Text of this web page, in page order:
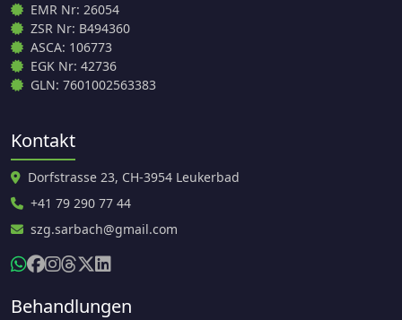
EMR Nr: 26054
ZSR Nr: B494360
ASCA: 106773
EGK Nr: 42736
GLN: 7601002563383
Kontakt
Dorfstrasse 23, CH-3954 Leukerbad
+41 79 290 77 44
szg.sarbach@gmail.com
Behandlungen